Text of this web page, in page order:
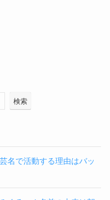
検索
名で活動する理由はバッ